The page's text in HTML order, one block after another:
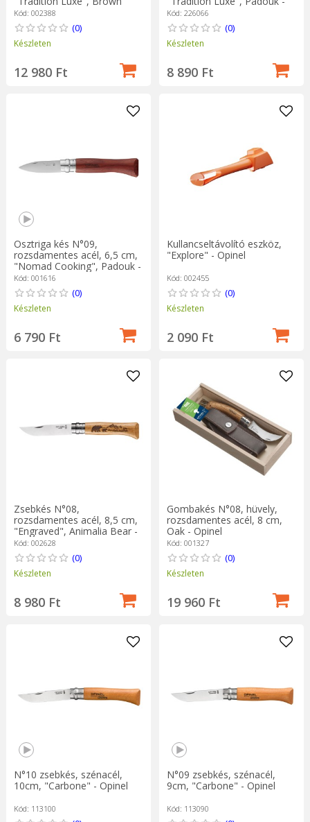
Birch - Opinel
Kód: 002388
(0)
Készleten
12 980 Ft
Opinel
Kód: 226066
(0)
Készleten
8 890 Ft
Osztriga kés N°09,
rozsdamentes acél, 6,5 cm,
"Nomad Cooking", Padouk -
Opinel
Kód: 001616
(0)
Készleten
6 790 Ft
Kullancseltávolító eszköz,
"Explore" - Opinel
Kód: 002455
(0)
Készleten
2 090 Ft
Zsebkés N°08,
rozsdamentes acél, 8,5 cm,
"Engraved", Animalia Bear -
Opinel
Kód: 002628
(0)
Készleten
8 980 Ft
Gombakés N°08, hüvely,
rozsdamentes acél, 8 cm,
Oak - Opinel
Kód: 001327
(0)
Készleten
19 960 Ft
N°10 zsebkés, szénacél,
10cm, "Carbone" - Opinel
Kód: 113100
N°09 zsebkés, szénacél,
9cm, "Carbone" - Opinel
Kód: 113090